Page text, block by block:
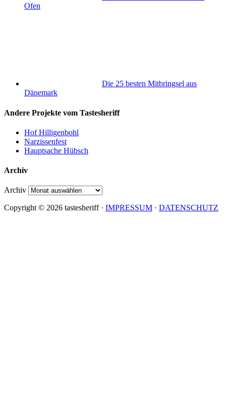
Ofen
Die 25 besten Mitbringsel aus
Dänemark
Andere Projekte vom Tastesheriff
Hof Hilligenbohl
Narzissenfest
Hauptsache Hübsch
Archiv
Archiv
Copyright © 2026 tastesheriff · IMPRESSUM · DATENSCHUTZ